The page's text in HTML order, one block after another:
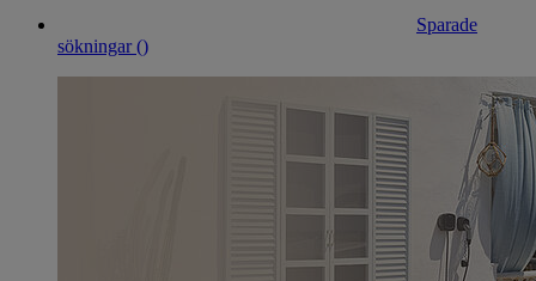
Sparade
sökningar ()